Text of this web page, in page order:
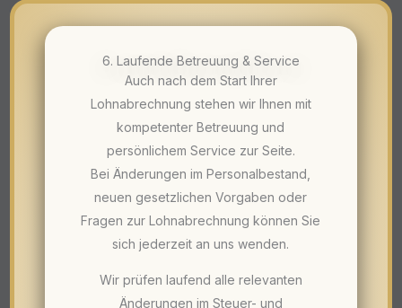
6. Laufende Betreuung & Service
Auch nach dem Start Ihrer
Lohnabrechnung stehen wir Ihnen mit
kompetenter Betreuung und
persönlichem Service zur Seite.
Bei Änderungen im Personalbestand,
neuen gesetzlichen Vorgaben oder
Fragen zur Lohnabrechnung können Sie
sich jederzeit an uns wenden.
Wir prüfen laufend alle relevanten
Änderungen im Steuer- und